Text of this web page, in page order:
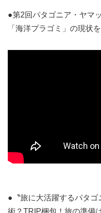
●第2回パタゴニア・ヤマ
「海洋プラゴミ」の現状を
●〝旅に大活躍するパタ
術？TRIP梱包！旅の準備